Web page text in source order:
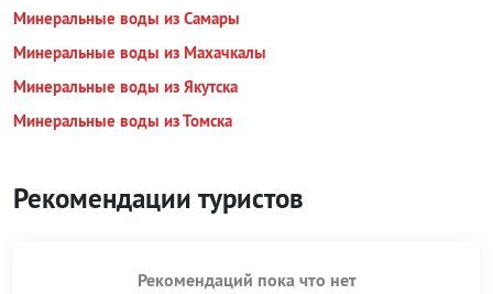
Минеральные воды из Самары
Минеральные воды из Махачкалы
Минеральные воды из Якутска
Минеральные воды из Томска
Рекомендации туристов
Рекомендаций пока что нет